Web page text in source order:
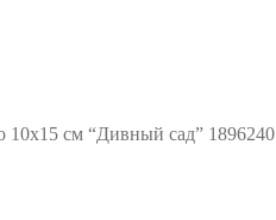
10х15 см “Дивный сад” 1896240